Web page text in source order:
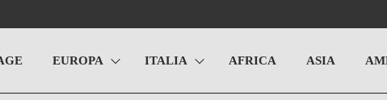
EUROPA ITALIA AFRICA ASIA